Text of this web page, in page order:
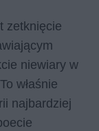
zetknięcie
niewiary w
właśnie
najbardziej